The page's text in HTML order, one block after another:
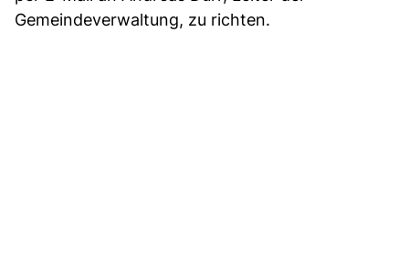
Gemeindeverwaltung, zu richten.